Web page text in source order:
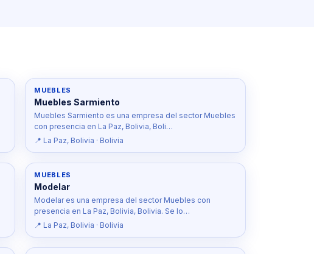
MUEBLES
Muebles Sarmiento
Muebles Sarmiento es una empresa del sector Muebles
con presencia en La Paz, Bolivia, Boli…
📍 La Paz, Bolivia · Bolivia
MUEBLES
Modelar
Modelar es una empresa del sector Muebles con
presencia en La Paz, Bolivia, Bolivia. Se lo…
📍 La Paz, Bolivia · Bolivia